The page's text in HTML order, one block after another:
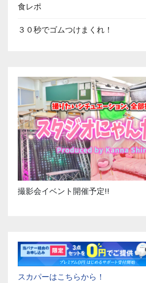
食レポ
３０秒でゴムつけまくれ！
撮影会イベント開催予定!!
スカパーはこちらから！